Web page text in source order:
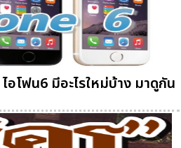
โฟน6 มีอะไรใหม่บ้าง มาดูกัน